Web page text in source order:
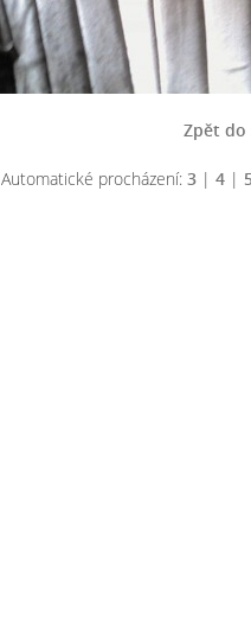
Zpět do
Automatické procházení: 3| 4|